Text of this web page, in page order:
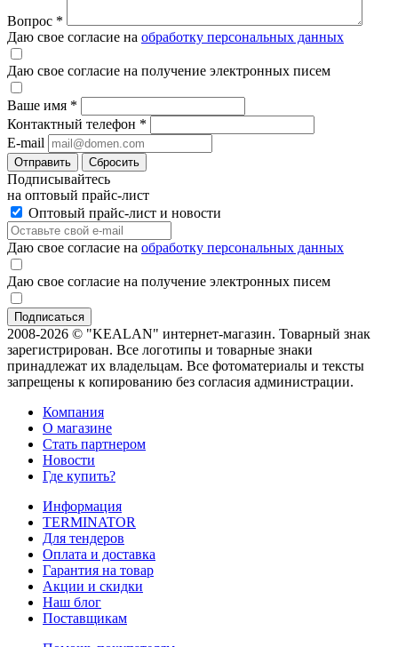
Вопрос *
Даю свое согласие на обработку персональных данных
Даю свое согласие на получение электронных писем
Ваше имя *
Контактный телефон *
E-mail
Отправить Сбросить
Подписывайтесь
на оптовый прайс-лист
Оптовый прайс-лист и новости
Даю свое согласие на обработку персональных данных
Даю свое согласие на получение электронных писем
2008-2026 © "KEALAN" интернет-магазин. Товарный знак
зарегистрирован. Все логотипы и товарные знаки
принадлежат их владельцам. Все фотоматериалы и тексты
запрещены к копированию без согласия администрации.
Компания
О магазине
Стать партнером
Новости
Где купить?
Информация
TERMINATOR
Для тендеров
Оплата и доставка
Гарантия на товар
Акции и скидки
Наш блог
Поставщикам